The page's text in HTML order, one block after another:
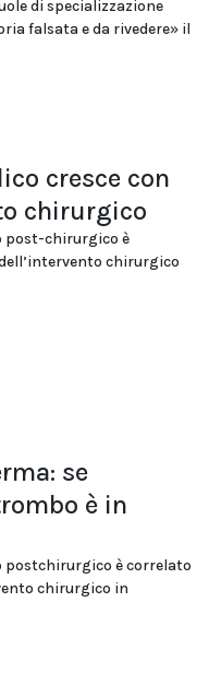
di specializzazione
falsata e da rivedere» il
cresce con
chirurgico
post-chirurgico è
chirurgico
se
è in
postchirurgico è correlato
chirurgico in